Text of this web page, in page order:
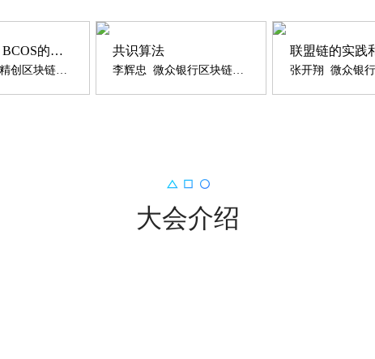
基于FISCO BCOS的信息交易平台实践
梁永甫 四方精创区块链首席架构师
共识算法
李辉忠 微众银行区块链高级架构师
联盟链的实践
大会介绍